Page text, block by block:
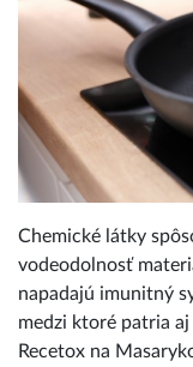
Chemické látky
vodeodolnosť
napadajú imunitný
medzi ktoré patria
Recetox na